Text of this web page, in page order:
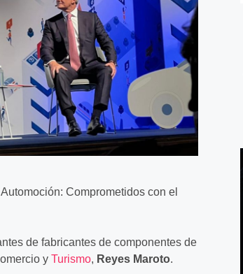
Comprometidos con el
de fabricantes de componentes de
y Turismo, Reyes Maroto.